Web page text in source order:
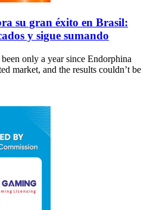
su gran éxito en Brasil:
y sigue sumando
only a year since Endorphina
market, and the results couldn’t be